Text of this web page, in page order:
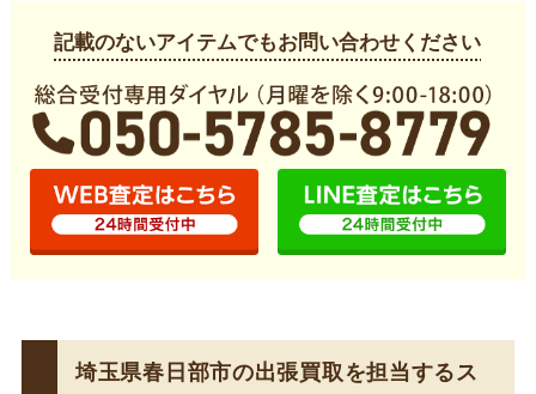
記載のないアイテムでもお問い合わせください
埼玉県春日部市の出張買取を担当するス